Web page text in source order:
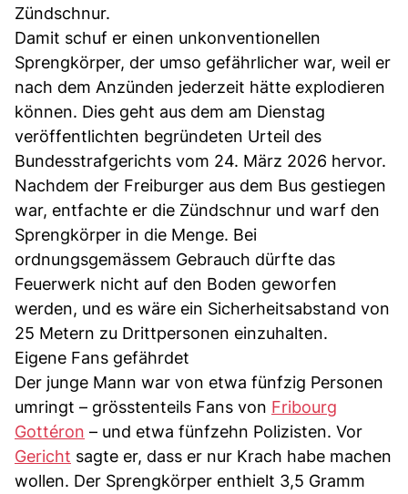
Zündschnur.
Damit schuf er einen unkonventionellen
Sprengkörper, der umso gefährlicher war, weil er
nach dem Anzünden jederzeit hätte explodieren
können. Dies geht aus dem am Dienstag
veröffentlichten begründeten Urteil des
Bundesstrafgerichts vom 24. März 2026 hervor.
Nachdem der Freiburger aus dem Bus gestiegen
war, entfachte er die Zündschnur und warf den
Sprengkörper in die Menge. Bei
ordnungsgemässem Gebrauch dürfte das
Feuerwerk nicht auf den Boden geworfen
werden, und es wäre ein Sicherheitsabstand von
25 Metern zu Drittpersonen einzuhalten.
Eigene Fans gefährdet
Der junge Mann war von etwa fünfzig Personen
umringt – grösstenteils Fans von Fribourg
Gottéron – und etwa fünfzehn Polizisten. Vor
Gericht sagte er, dass er nur Krach habe machen
wollen. Der Sprengkörper enthielt 3,5 Gramm